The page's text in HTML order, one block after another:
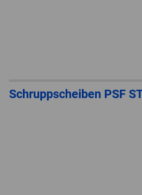
Schruppscheiben PSF